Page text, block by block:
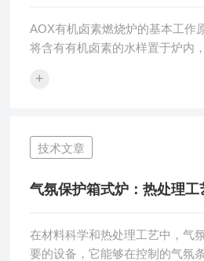
AOX有机卤素燃烧炉的基本工作
将含有有机卤素的水样置于炉内
物。然后将吸附有样品的吸附剂
子。广泛应用于环境监测、水质
域，用于评估水中有机卤素的污
燃烧炉的主要组件：1.燃烧炉：
机物氧化。2.温度控制系统：精
+
技术文章
气氛保护箱式炉：热处理
在材料科学和热处理工艺中，气
要的设备，它能够在控制的气氛